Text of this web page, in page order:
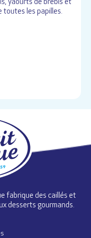
yaourts de brebis et
toutes les papilles.
fabrique des caillés et
desserts gourmands.